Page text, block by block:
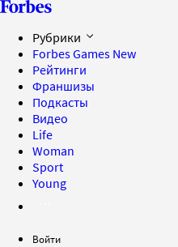
Рубрики
Forbes Games New
Рейтинги
Франшизы
Подкасты
Видео
Life
Woman
Sport
Young
Войти